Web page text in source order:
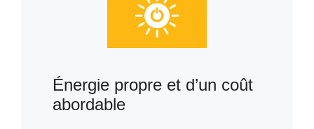
Énergie propre et d’un coût
abordable